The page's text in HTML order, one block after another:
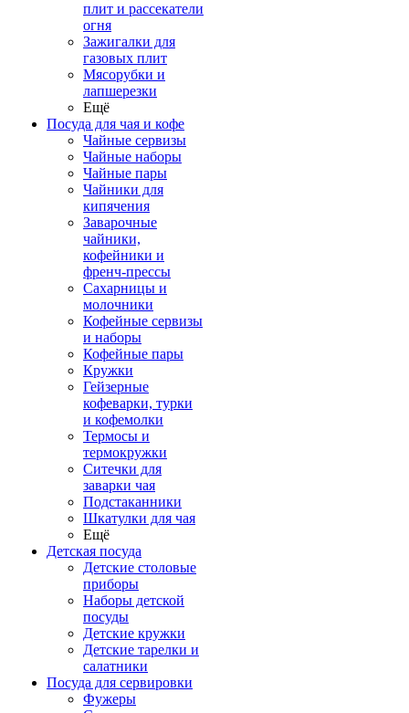
плит и рассекатели
огня
Зажигалки для
газовых плит
Мясорубки и
лапшерезки
Ещё
Посуда для чая и кофе
Чайные сервизы
Чайные наборы
Чайные пары
Чайники для
кипячения
Заварочные
чайники,
кофейники и
френч-прессы
Сахарницы и
молочники
Кофейные сервизы
и наборы
Кофейные пары
Кружки
Гейзерные
кофеварки, турки
и кофемолки
Термосы и
термокружки
Ситечки для
заварки чая
Подстаканники
Шкатулки для чая
Ещё
Детская посуда
Детские столовые
приборы
Наборы детской
посуды
Детские кружки
Детские тарелки и
салатники
Посуда для сервировки
Фужеры